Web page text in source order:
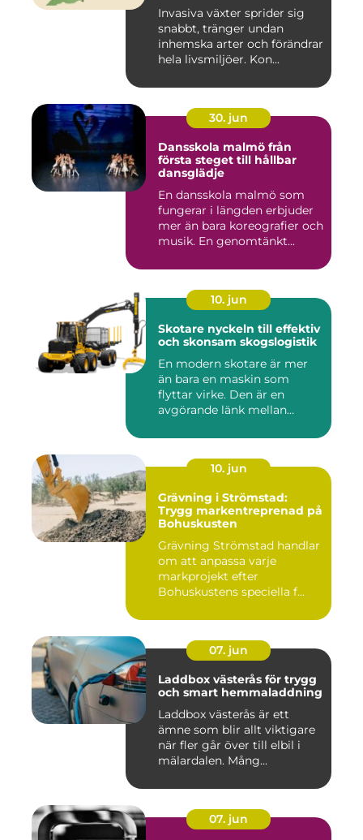
Invasiva växter sprider sig
snabbt, tränger undan
inhemska arter och förändrar
hela livsmiljöer. Kon...
30. jun
Dansskola malmö från
första steget till hållbar
dansglädje
En dansskola malmö som
fungerar i längden erbjuder
mer än bara koreografier och
musik. En genomtänkt...
10. jun
Skotare nyckeln till effektiv
och skonsam skogslogistik
En modern skotare är mer
än bara en maskin som
flyttar virke. Den är en
avgörande länk mellan
10. jun
Grävning i Strömstad:
Trygg markentreprenad på
Bohuskusten
Grävning Strömstad handlar
om att anpassa varje
markprojekt efter
Bohuskustens speciella f...
07. jun
Laddbox västerås för trygg
och smart hemmaladdning
Laddbox västerås är ett
ämne som blir allt viktigare
när fler går över till elbil i
mälardalen. Mång...
07. jun